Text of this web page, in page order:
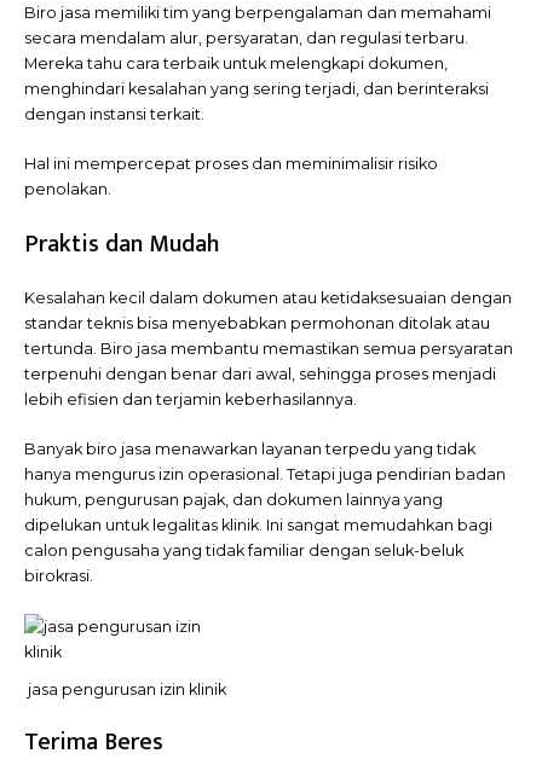
Biro jasa memiliki tim yang berpengalaman dan memahami
secara mendalam alur, persyaratan, dan regulasi terbaru.
Mereka tahu cara terbaik untuk melengkapi dokumen,
menghindari kesalahan yang sering terjadi, dan berinteraksi
dengan instansi terkait.
Hal ini mempercepat proses dan meminimalisir risiko
penolakan.
Praktis dan Mudah
Kesalahan kecil dalam dokumen atau ketidaksesuaian dengan
standar teknis bisa menyebabkan permohonan ditolak atau
tertunda. Biro jasa membantu memastikan semua persyaratan
terpenuhi dengan benar dari awal, sehingga proses menjadi
lebih efisien dan terjamin keberhasilannya.
Banyak biro jasa menawarkan layanan terpedu yang tidak
hanya mengurus izin operasional. Tetapi juga pendirian badan
hukum, pengurusan pajak, dan dokumen lainnya yang
dipelukan untuk legalitas klinik. Ini sangat memudahkan bagi
calon pengusaha yang tidak familiar dengan seluk-beluk
birokrasi.
jasa pengurusan izin klinik
Terima Beres